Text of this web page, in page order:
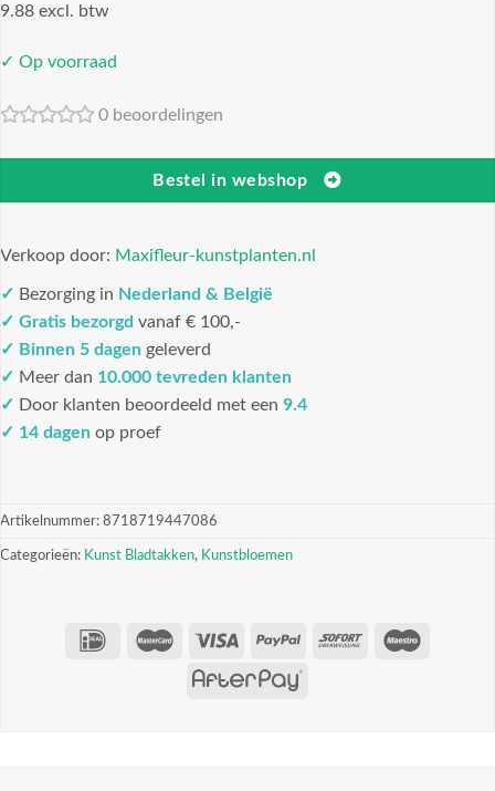
9.88 excl. btw
✓ Op voorraad
0 beoordelingen
Bestel in webshop
Verkoop door: Maxifleur-kunstplanten.nl
✓ Bezorging in Nederland & België
✓ Gratis bezorgd vanaf € 100,-
✓ Binnen 5 dagen geleverd
✓ Meer dan 10.000 tevreden klanten
✓ Door klanten beoordeeld met een 9.4
✓ 14 dagen op proef
Artikelnummer: 8718719447086
Categorieën: Kunst Bladtakken, Kunstbloemen